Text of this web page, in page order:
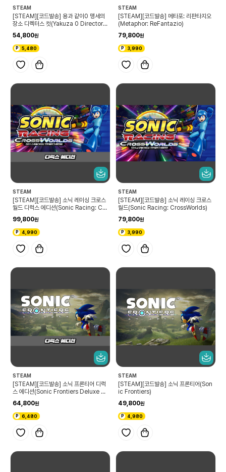
STEAM
[STEAM][코드발송] 용과 같이0 맹세의
장소 디렉터스 컷(Yakuza 0 Director's
54,800
5,480
STEAM
[STEAM][코드발송] 메타포: 리판타지오
(Metaphor: ReFantazio)
79,800
3,990
STEAM
[STEAM][코드발송] 소닉 레이싱 크로스
월드 디럭스 에디션(Sonic Racing: Cro
99,800
4,990
STEAM
[STEAM][코드발송] 소닉 레이싱 크로스
월드(Sonic Racing: CrossWorlds)
79,800
3,990
STEAM
[STEAM][코드발송] 소닉 프론티어 디럭
스 에디션(Sonic Frontiers Deluxe E
64,800
6,480
STEAM
[STEAM][코드발송] 소닉 프론티어(Son
ic Frontiers)
49,800
4,980